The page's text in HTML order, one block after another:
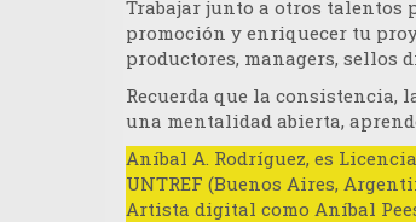
Trabajar junto a otros talentos
promoción y enriquecer tu
productores, managers, sellos
Recuerda que la consistencia,
una mentalidad abierta,
Aníbal A. Rodríguez, es
UNTREF (Buenos Aires,
Artista digital como Aníbal